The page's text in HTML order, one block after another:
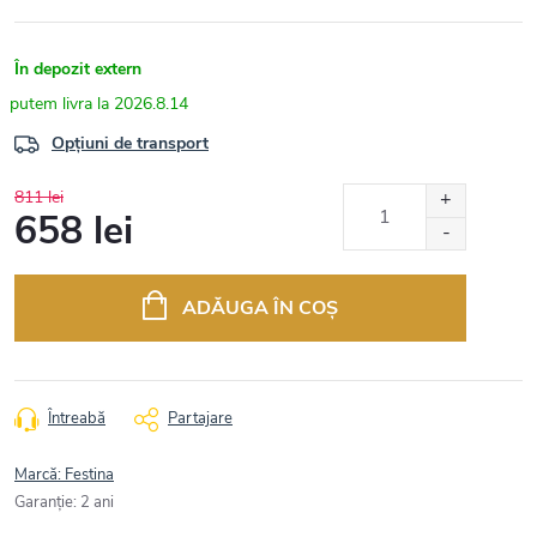
În depozit extern
2026.8.14
Opțiuni de transport
811 lei
658 lei
ADĂUGA ÎN COŞ
Întreabă Partajare
Marcă: Festina
Garanţie: 2 ani